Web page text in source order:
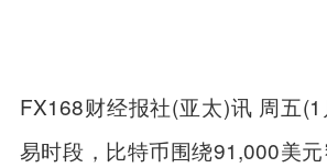
FX168财经报社(亚太)讯 周五
易时段，比特币围绕91,000美